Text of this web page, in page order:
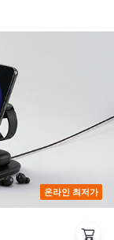
온라인 최저가